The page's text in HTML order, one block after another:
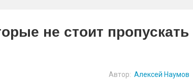
не стоит пропускать
Автор: Алексей Наумов